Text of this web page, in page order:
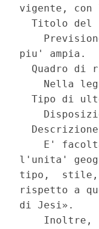
vigente,
Titolo del
piu' ampia.
Quadro di
Nella
Tipo di
E'
l'unita'
tipo,  stile,
rispetto a
di Jesi».
Inoltre,